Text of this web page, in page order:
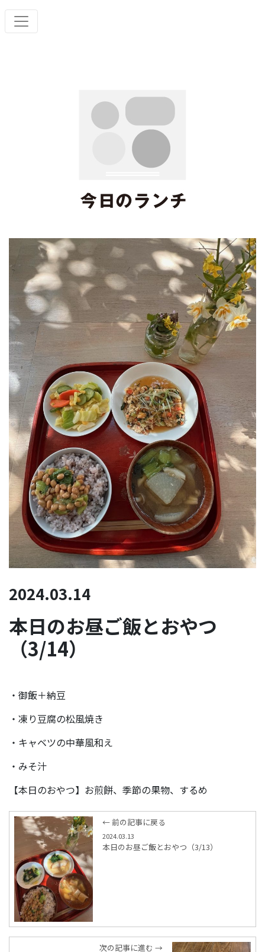
2024.03.14
本日のお昼ご飯とおやつ
（3/14）
・御飯＋納豆
・凍り豆腐の松風焼き
・キャベツの中華風和え
・みそ汁
【本日のおやつ】お煎餅、季節の果物、するめ
← 前の記事に戻る
2024.03.13
本日のお昼ご飯とおやつ（3/13）
次の記事に進む →